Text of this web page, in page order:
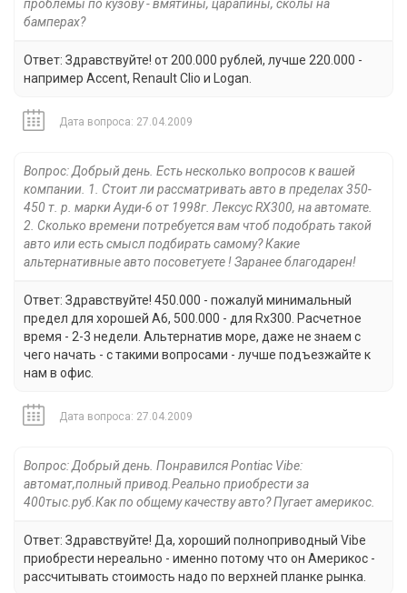
проблемы по кузову - вмятины, царапины, сколы на
бамперах?
Ответ: Здравствуйте! от 200.000 рублей, лучше 220.000 -
например Accent, Renault Clio и Logan.
Дата вопроса: 27.04.2009
Вопрос: Добрый день. Есть несколько вопросов к вашей
компании. 1. Стоит ли рассматривать авто в пределах 350-
450 т. р. марки Ауди-6 от 1998г. Лексус RX300, на автомате.
2. Сколько времени потребуется вам чтоб подобрать такой
авто или есть смысл подбирать самому? Какие
альтернативные авто посоветуете ! Заранее благодарен!
Ответ: Здравствуйте! 450.000 - пожалуй минимальный
предел для хорошей А6, 500.000 - для Rx300. Расчетное
время - 2-3 недели. Альтернатив море, даже не знаем с
чего начать - с такими вопросами - лучше подъезжайте к
нам в офис.
Дата вопроса: 27.04.2009
Вопрос: Добрый день. Понравился Роntiac Vibe:
автомат,полный привод.Реально приобрести за
400тыс.руб.Как по общему качеству авто? Пугает америкос.
Ответ: Здравствуйте! Да, хороший полноприводный Vibe
приобрести нереально - именно потому что он Америкос -
рассчитывать стоимость надо по верхней планке рынка.